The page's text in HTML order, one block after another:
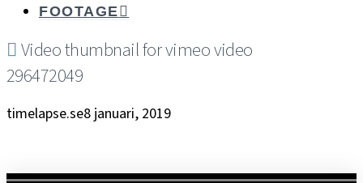
FOOTAGE
Video thumbnail for vimeo video
296472049
timelapse.se8 januari, 2019